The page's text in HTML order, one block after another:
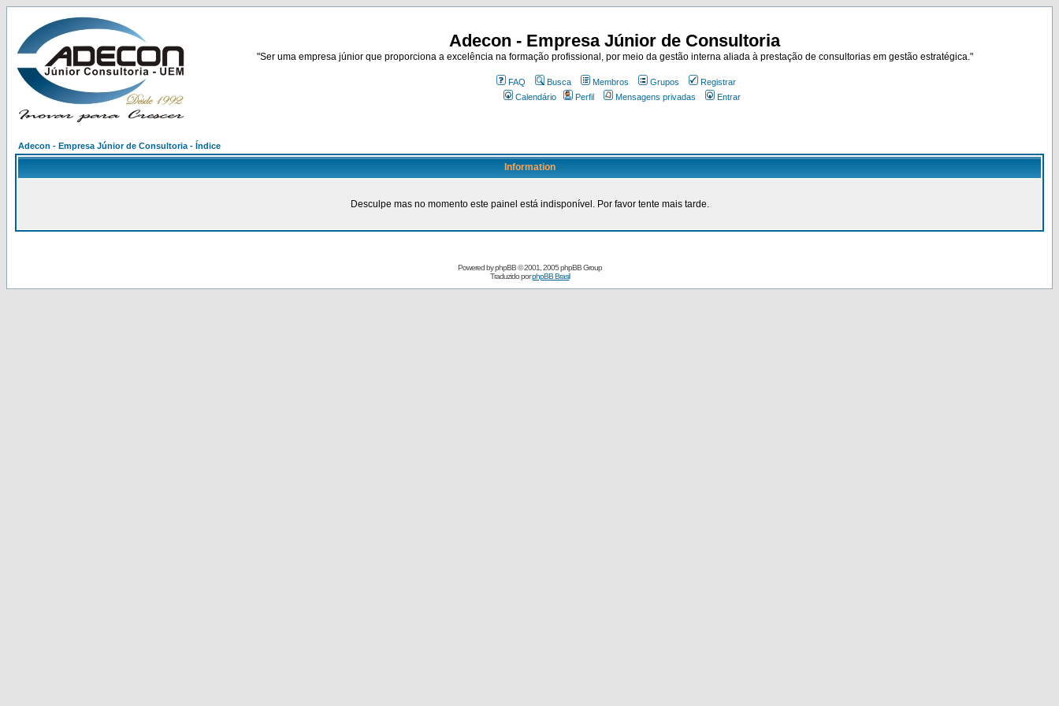
Adecon - Empresa Júnior de Consultoria
"Ser uma empresa júnior que proporciona a excelência na formação profissional, por meio da gestão interna aliada à prestação de consultorias em gestão estratégica."
FAQ Busca Membros Grupos
Registrar
Calendário
Perfil Mensagens privadas Entrar
Adecon - Empresa Júnior de Consultoria - Índice
Information
Desculpe mas no momento este painel está indisponível. Por favor tente mais tarde.
Powered byphpBB© 2001, 2005 phpBB Group
Traduzido porphpBB Brasil